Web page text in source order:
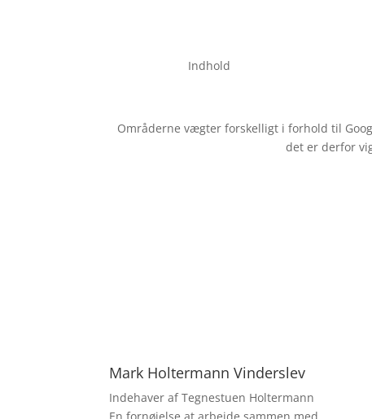
Indhold
Områderne vægter forskelligt i forhold til
det er derfor
Mark Holtermann Vinderslev
Indehaver af Tegnestuen Holtermann